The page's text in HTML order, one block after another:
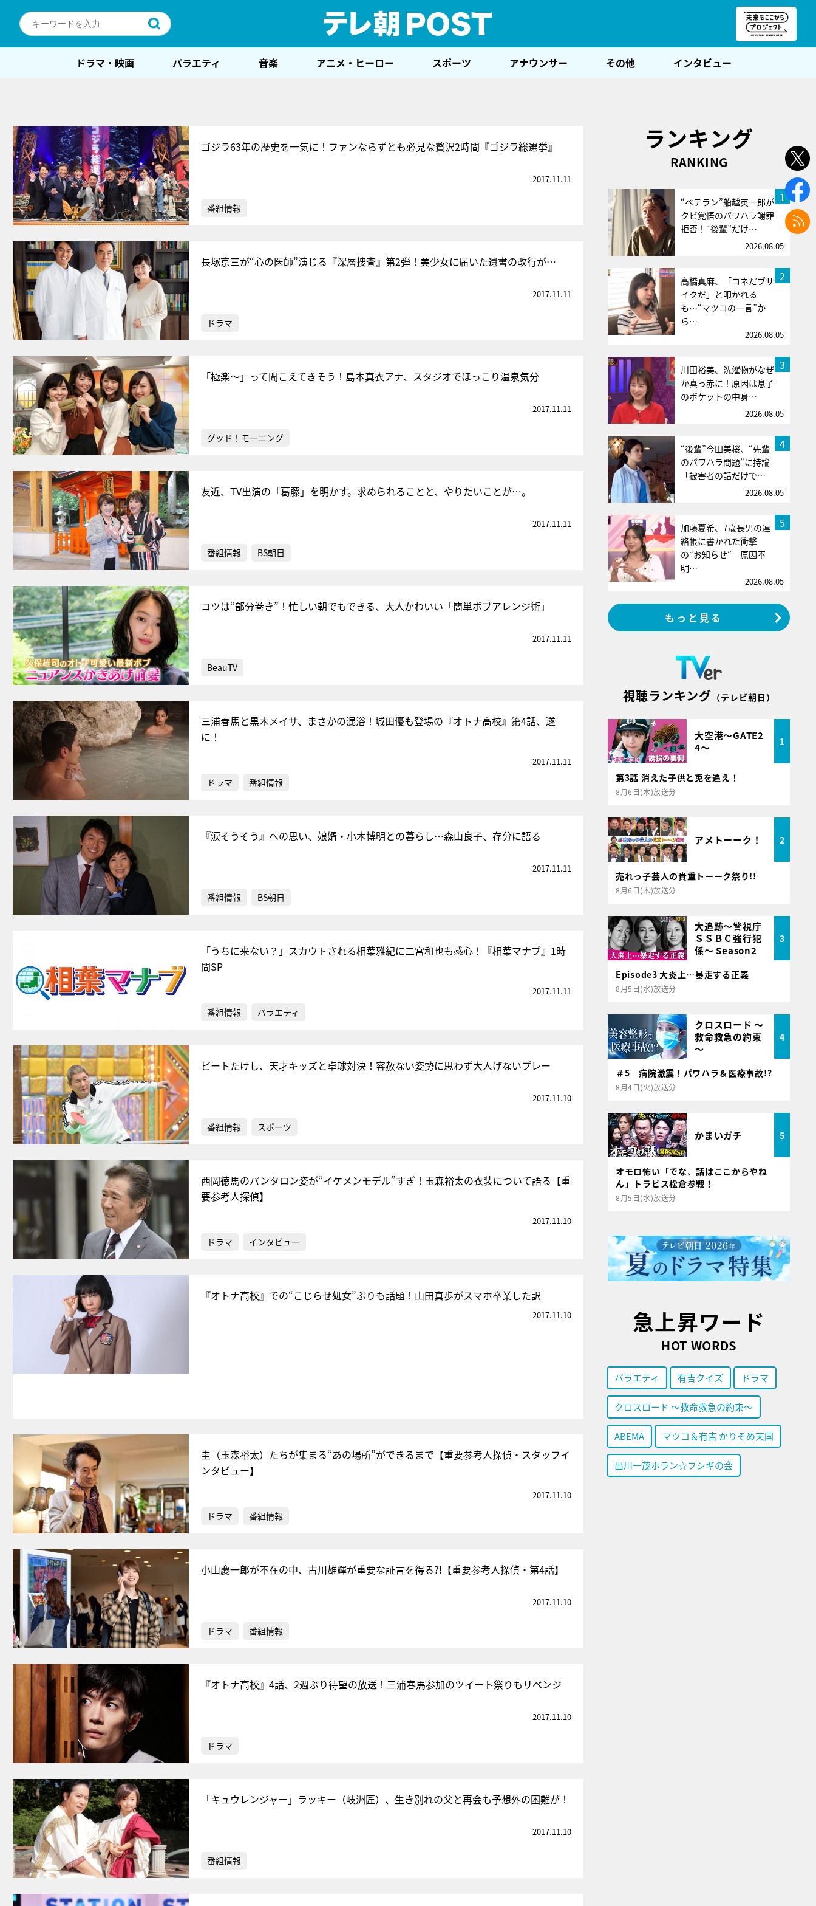
ドラマ・映画 バラエティ 音楽 アニメ・ヒーロー スポーツ アナウンサー その他 インタビュー
ゴジラ63年の歴史を一気に！ファンならずとも必見な贅沢2時間『ゴジラ総選挙』
2017.11.11
番組情報
長塚京三が“心の医師”演じる『深層捜査』第2弾！美少女に届いた遺書の改行が…
2017.11.11
ドラマ
「極楽〜」って聞こえてきそう！島本真衣アナ、スタジオでほっこり温泉気分
2017.11.11
グッド！モーニング
友近、TV出演の「葛藤」を明かす。求められることと、やりたいことが…。
2017.11.11
番組情報 BS朝日
コツは“部分巻き”！忙しい朝でもできる、大人かわいい「簡単ボブアレンジ術」
2017.11.11
BeauTV
三浦春馬と黒木メイサ、まさかの混浴！城田優も登場の『オトナ高校』第4話、遂
に！
2017.11.11
ドラマ 番組情報
『涙そうそう』への思い、娘婿・小木博明との暮らし…森山良子、存分に語る
2017.11.11
番組情報 BS朝日
「うちに来ない？」スカウトされる相葉雅紀に二宮和也も感心！『相葉マナブ』1時
間SP
2017.11.11
番組情報 バラエティ
ビートたけし、天才キッズと卓球対決！容赦ない姿勢に思わず大人げないプレー
2017.11.10
番組情報 スポーツ
西岡徳馬のパンタロン姿が“イケメンモデル”すぎ！玉森裕太の衣装について語る【重
要参考人探偵】
2017.11.10
ドラマ インタビュー
『オトナ高校』での“こじらせ処女”ぶりも話題！山田真歩がスマホ卒業した訳
2017.11.10
圭（玉森裕太）たちが集まる“あの場所”ができるまで【重要参考人探偵・スタッフイ
ンタビュー】
2017.11.10
ドラマ 番組情報
小山慶一郎が不在の中、古川雄輝が重要な証言を得る?!【重要参考人探偵・第4話】
2017.11.10
ドラマ 番組情報
『オトナ高校』4話、2週ぶり待望の放送！三浦春馬参加のツイート祭りもリベンジ
2017.11.10
ドラマ
「キュウレンジャー」ラッキー（岐洲匠）、生き別れの父と再会も予想外の困難が！
2017.11.10
番組情報
ランキング
RANKING
1
“ベテラン”船越英一郎が
クビ覚悟のパワハラ謝罪
拒否！“後輩”だけ…
2026.08.05
2
高橋真麻、「コネだブサ
イクだ」と叩かれる
も…“マツコの一言”か
ら…
2026.08.05
3
川田裕美、洗濯物がなぜ
か真っ赤に！原因は息子
のポケットの中身…
2026.08.05
4
“後輩”今田美桜、“先輩
のパワハラ問題”に持論
「被害者の話だけで…
2026.08.05
5
加藤夏希、7歳長男の連
絡帳に書かれた衝撃
の“お知らせ” 原因不
明…
2026.08.05
もっと見る
視聴ランキング （テレビ朝日）
大空港～GATE2
4～
1
第3話 消えた子供と兎を追え！
8月6日(木)放送分
アメトーーク！ 2
売れっ子芸人の貴重トーーク祭り!!
8月6日(木)放送分
大追跡～警視庁
ＳＳＢＣ強行犯
係～ Season2
3
Episode3 大炎上…暴走する正義
8月5日(水)放送分
クロスロード ～
救命救急の約束
～
4
＃5 病院激震！パワハラ＆医療事故!?
8月4日(火)放送分
かまいガチ 5
オモロ怖い「でな、話はここからやね
ん」トラビス松倉参戦！
8月5日(水)放送分
急上昇ワード
HOT WORDS
バラエティ 有吉クイズ ドラマ
クロスロード ～救命救急の約束～
ABEMA マツコ＆有吉 かりそめ天国
出川一茂ホラン☆フシギの会